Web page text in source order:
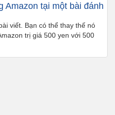
Amazon tại một bài đánh
viết. Bạn có thể thay thế nó
trị giá 500 yen với 500